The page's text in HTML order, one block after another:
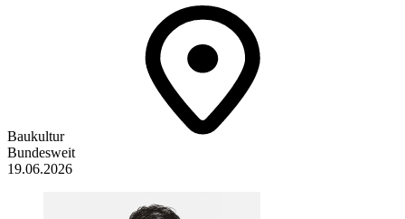
Baukultur
Bundesweit
19.06.2026